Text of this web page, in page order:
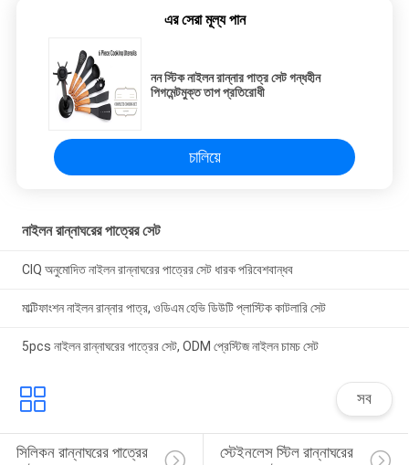
এর সেরা মূল্য পান
নন স্টিক নাইলন রান্নার পাত্র সেট গন্ধহীন
পিগমেন্টমুক্ত তাপ প্রতিরোধী
চালিয়ে
নাইলন রান্নাঘরের পাত্রের সেট
CIQ অনুমোদিত নাইলন রান্নাঘরের পাত্রের সেট ধারক পরিবেশবান্ধব
মাল্টিফাংশন নাইলন রান্নার পাত্র, ওডিএম হেভি ডিউটি ​​প্লাস্টিক কাটলারি সেট
5pcs নাইলন রান্নাঘরের পাত্রের সেট, ODM প্রেস্টিজ নাইলন চামচ সেট
সব
সিলিকন রান্নাঘরের পাত্রের
স্টেইনলেস স্টিল রান্নাঘরের